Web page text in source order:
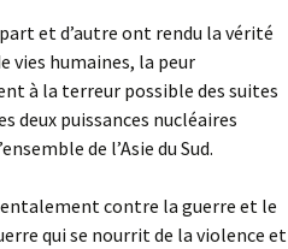
et d’autre ont rendu la vérité
vies humaines, la peur
à la terreur possible des suites
deux puissances nucléaires
de l’Asie du Sud.
contre la guerre et le
qui se nourrit de la violence et